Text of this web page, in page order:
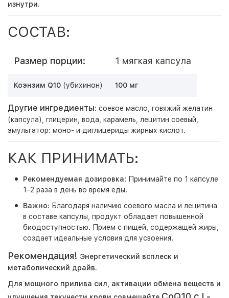
изнутри.
СОСТАВ:
Размер порции: 1 мягкая капсула
Коэнзим Q10 (убихинон) 100 мг
Другие ингредиенты: соевое масло, говяжий желатин
(капсула), глицерин, вода, карамель, лецитин соевый,
эмульгатор: моно- и диглицериды жирных кислот.
КАК ПРИНИМАТЬ:
Рекомендуемая дозировка: Принимайте по 1 капсуле
1–2 раза в день во время еды.
Важно: Благодаря наличию соевого масла и лецитина
в составе капсулы, продукт обладает повышенной
биодоступностью. Прием с пищей, содержащей жиры,
создает идеальные условия для усвоения.
Рекомендация! Энергетический всплеск и
метаболический драйв.
Для мощного прилива сил, активации обмена веществ и